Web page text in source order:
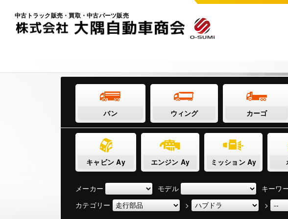
中古トラック販売・買取・中古パーツ販売
バン ウィング カーゴ
キャビン Ay エンジン Ay ミッション Ay
メーカー モデル キーワ
カテゴリー
> >